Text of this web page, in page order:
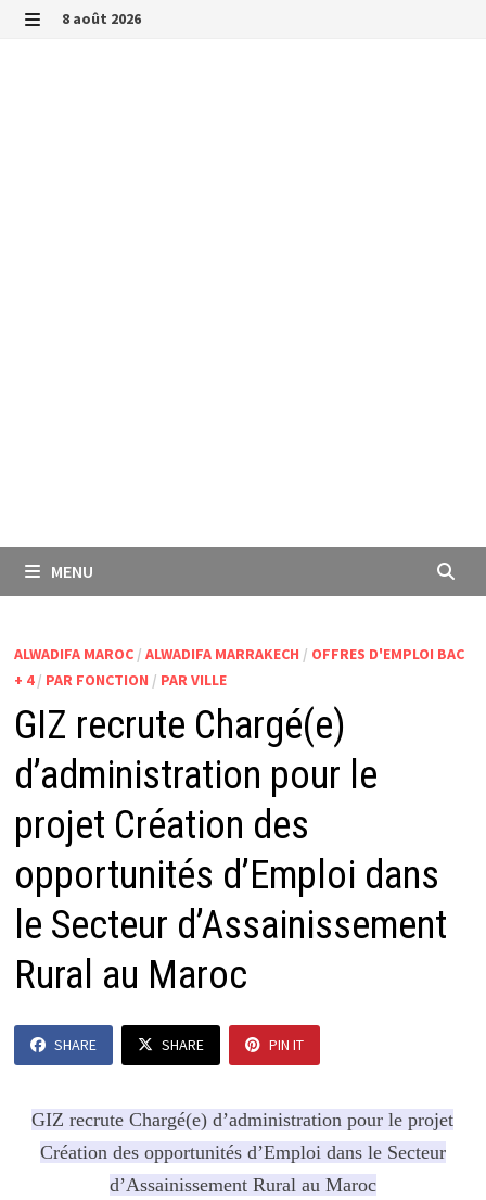
Passer
8 août 2026
MENU
ALWADIFA MAROC/ ALWADIFA MARRAKECH / OFFRES D'EMPLOI BAC
+ 4/ PAR FONCTION / PAR VILLE
GIZ recrute Chargé(e)
d’administration pour le
projet Création des
opportunités d’Emploi dans
le Secteur d’Assainissement
Rural au Maroc
SHARE SHARE PIN IT
GIZ recrute Chargé(e) d’administration pour le projet
Création des opportunités d’Emploi dans le Secteur
d’Assainissement Rural au Maroc